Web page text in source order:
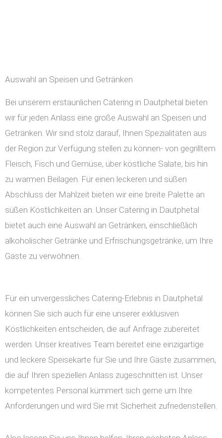
Auswahl an Speisen und Getränken
Bei unserem erstaunlichen Catering in Dautphetal bieten
wir für jeden Anlass eine große Auswahl an Speisen und
Getränken. Wir sind stolz darauf, Ihnen Spezialitäten aus
der Region zur Verfügung stellen zu können- von gegrilltem
Fleisch, Fisch und Gemüse, über köstliche Salate, bis hin
zu warmen Beilagen. Für einen leckeren und süßen
Abschluss der Mahlzeit bieten wir eine breite Palette an
süßen Köstlichkeiten an. Unser Catering in Dautphetal
bietet auch eine Auswahl an Getränken, einschließlich
alkoholischer Getränke und Erfrischungsgetränke, um Ihre
Gäste zu verwöhnen.
Für ein unvergessliches Catering-Erlebnis in Dautphetal
können Sie sich auch für eine unserer exklusiven
Köstlichkeiten entscheiden, die auf Anfrage zubereitet
werden. Unser kreatives Team bereitet eine einzigartige
und leckere Speisekarte für Sie und Ihre Gäste zusammen,
die auf Ihren speziellen Anlass zugeschnitten ist. Unser
kompetentes Personal kümmert sich gerne um Ihre
Anforderungen und wird Sie mit Sicherheit zufriedenstellen.